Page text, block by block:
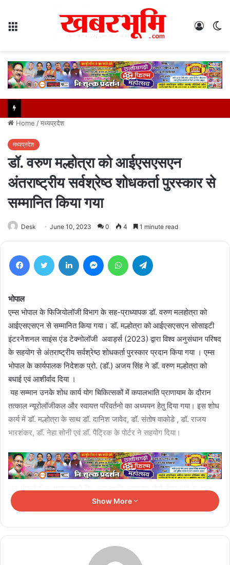
Log
Home /मध्यप्रदेश
मध्यप्रदेश
डॉ. वरुण मल्होत्रा को आईएसएसएन
अंतराष्ट्रीय सर्वश्रेष्ठ शोधकर्ता पुरस्कार से
सम्मानित किया गया
Desk June 10, 2023 0 4 1 minute read
FacebookTwitter LinkedIn MessengerWhatsApp
भोपाल
एम्स भोपाल के फिजियोलॉजी विभाग के सह-प्राध्यापक डॉ. वरुण मलहोत्रा को
आईएसएसएन से सम्मानित किया गया। डॉ. मल्होत्रा को आईएसएसएन सोसाइटी
इंटरनेशनल साइंस एंड टेक्नोलॉजी अवार्ड्स (2023) द्वारा विश्व अनुसंधान परिषद
के सहयोग से अंतराष्ट्रीय सर्वश्रेष्ठ शोधकर्ता पुरस्कार प्रदान किया गया । एम्स
भोपाल के कार्यपालक निदेशक प्रो. (डॉ.) अजय सिंह ने डॉ. वरुण मल्होत्रा को
बधाई एवं आशीर्वाद दिया ।
यह सम्मान उनके शोध कार्य योग चिकित्सकों में कपालभाति प्राणायाम के दौरान
तत्काल न्यूरोलॉजीकल और स्वायत्त परिवर्तनो का अध्ययन हेतु दिया गया। इस शोध
कार्य में डॉ. मल्होत्रा के साथ डॉ. दानिश जावेद, डॉ. संतोष वाकोडे , डॉ. राजय
भारशंकर, डॉ. नेहा सोनी एवं डॉ. पैट्रिक के पोर्टर ने सहयोग दिया।
इस रिसर्च में यह पाया गया है कि कपालभाति प्राणायाम जैसे तीव्र गति के श्वास
अभ्यास से ह्रदय गति और शरीर के चयापचय ( सहानुभूति स्वायत्त प्रणाली) पर
चालन की गुणवत्ता के साथ मदद करता है, पैरासिम्पेथेटिक संतुलन को बढ़ावा देता है,
Show More